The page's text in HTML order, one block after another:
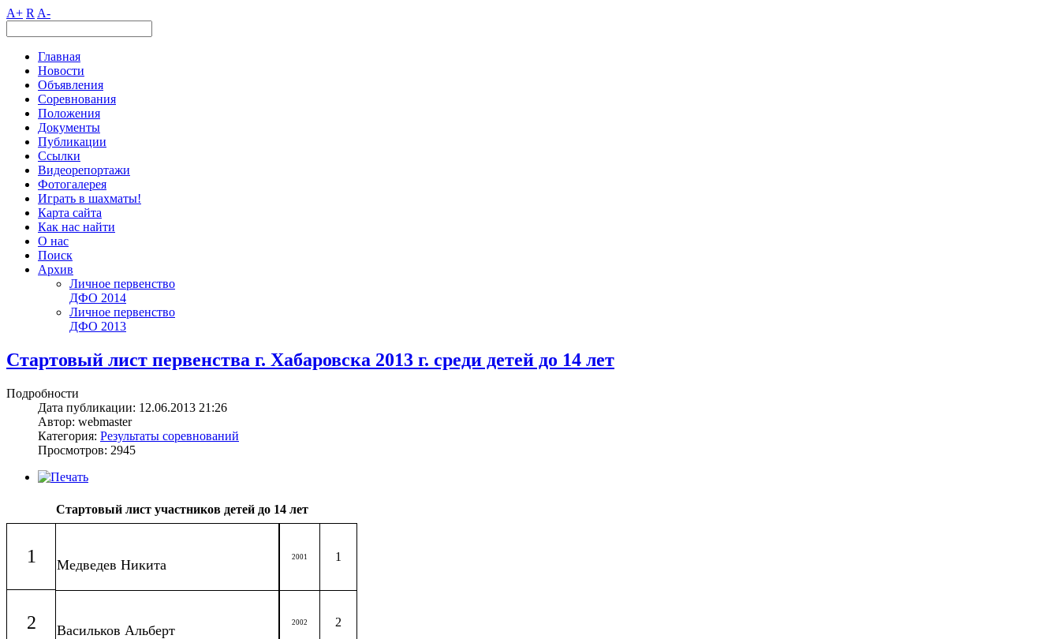
A+ R A-
Главная
Новости
Объявления
Соревнования
Положения
Документы
Публикации
Ссылки
Видеорепортажи
Фотогалерея
Играть в шахматы!
Карта сайта
Как нас найти
О нас
Поиск
Архив
Личное первенство
ДФО 2014
Личное первенство
ДФО 2013
Стартовый лист первенства г. Хабаровска 2013 г. среди детей до 14 лет
Подробности
Дата публикации: 12.06.2013 21:26
Автор: webmaster
Категория: Результаты соревнований
Просмотров: 2945
Стартовый лист участников детей до 14 лет
1 Медведев Никита 2001 1
2 Васильков Альберт 2002 2